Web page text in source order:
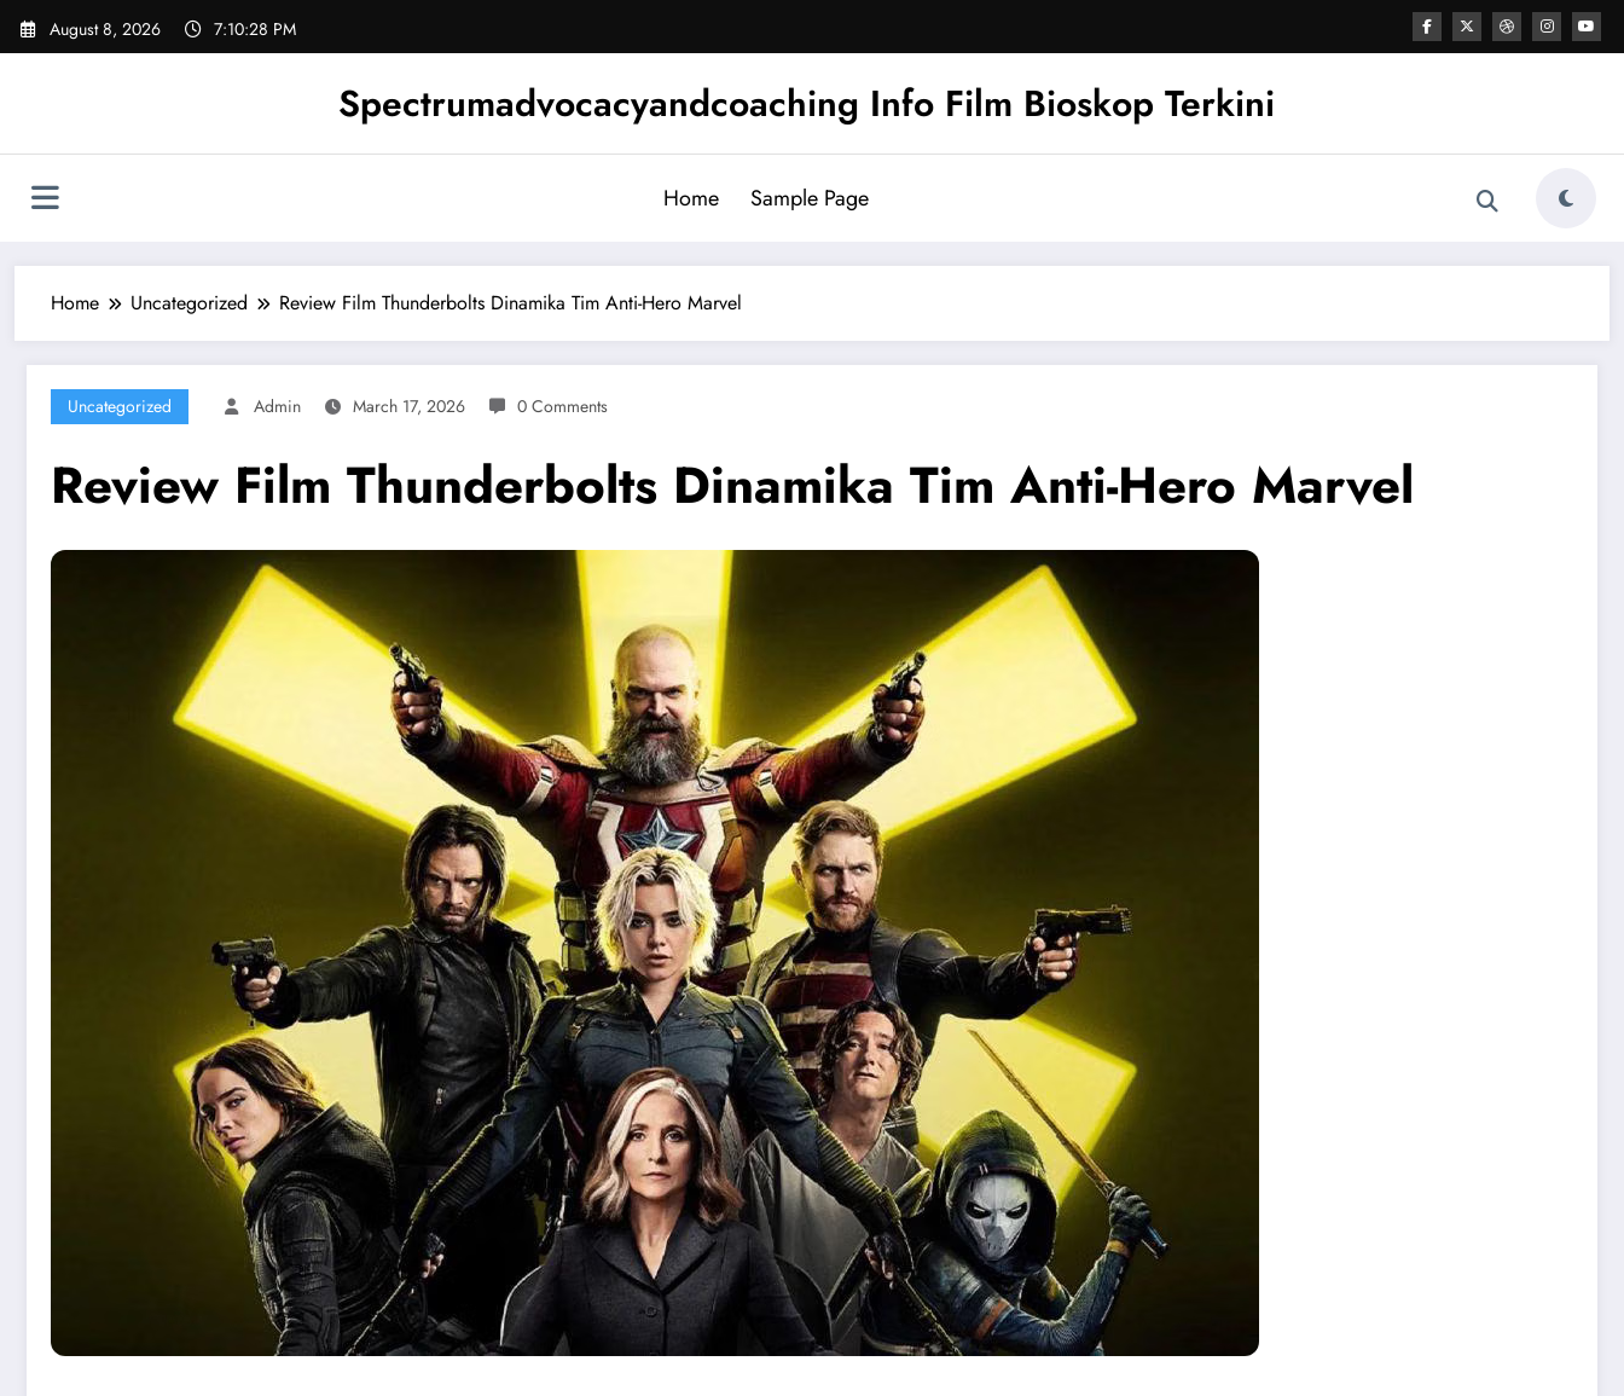
Skip
August 8, 2026 7:10:29 PM
Spectrumadvocacyandcoaching Info Film Bioskop Terkini
Home Sample Page
Home Uncategorized Review Film Thunderbolts Dinamika Tim Anti-Hero Marvel
Uncategorized Admin March 17, 2026 0 Comments
Review Film Thunderbolts Dinamika Tim Anti-Hero Marvel